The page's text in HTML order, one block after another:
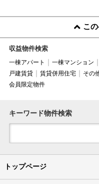
こ
収益物件検索
一棟アパート 一棟マンション
戸建賃貸
賃貸併用住宅 その
会員限定物件
キーワード物件検索
トップページ